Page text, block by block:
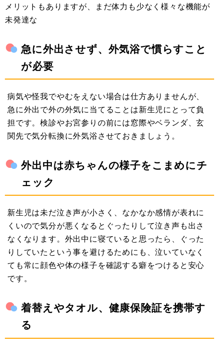
メリットもありますが、まだ体力も少なく様々な機能が
未発達な
急に外出させず、外気浴で慣らすこと
が必要
病気や怪我でやむをえない場合は仕方ありませんが、
急に外出で外の外気に当てることは新生児にとって負
担です。検診やお宮参りの前には窓際やベランダ、玄
関先で気分転換に外気浴させておきましょう。
外出中は赤ちゃんの様子をこまめにチ
ェック
新生児は未だ泣き声が小さく、なかなか感情が表れに
くいので気分が悪くなるとぐったりして泣き声も出さ
なくなります。外出中に寝ていると思ったら、ぐった
りしていたという事を避けるためにも、泣いていなく
ても常に顔色や体の様子を確認する癖をつけると安心
です。
着替えやタオル、健康保険証を携帯す
る